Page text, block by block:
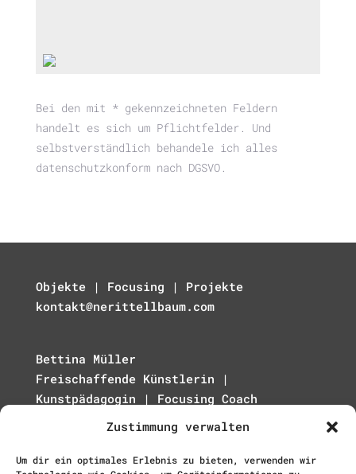
Zustimmung verwalten
Um dir ein optimales Erlebnis zu bieten, verwenden wir
Bei den mit * gekennzeichneten Feldern
handelt es sich um Pflichtfelder. Und
selbstverständlich behandele ich alles
datenschutzkonform nach DGSVO.
Objekte | Focusing | Projekte
kontakt@nerittellbaum.com
Bettina Müller
Freischaffende Künstlerin |
Kunstpädagogin | Focusing Coach
Goethestr. 28